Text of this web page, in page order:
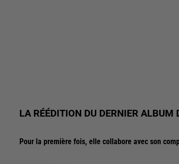
LA RÉÉDITION DU DERNIER ALBUM
Pour la première fois, elle collabore avec son